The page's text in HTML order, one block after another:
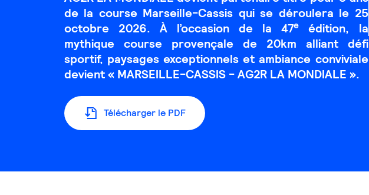
de la course Marseille-Cassis qui se déroulera le 25
octobre 2026. À l’occasion de la 47e
édition, la
mythique course provençale de 20km alliant défi
sportif, paysages exceptionnels et ambiance conviviale
devient « MARSEILLE-CASSIS - AG2R LA MONDIALE ».
Télécharger le PDF